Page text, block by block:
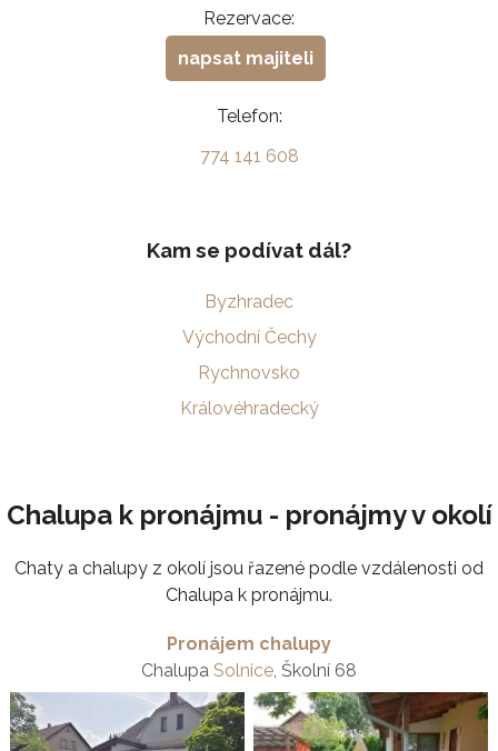
Rezervace:
napsat majiteli
Telefon:
774 141 608
Kam se podívat dál?
Byzhradec
Východní Čechy
Rychnovsko
Královéhradecký
Chalupa k pronájmu - pronájmy v okolí
Chaty a chalupy z okolí jsou řazené podle vzdálenosti od
Chalupa k pronájmu.
Pronájem chalupy
Chalupa Solnice, Školní 68